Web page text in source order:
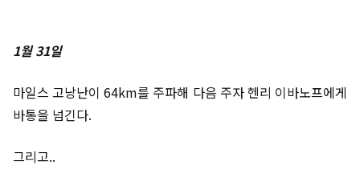
1월 31일
마일스 고낭난이 64km를 주파해 다음 주자 헨리 이바노프에게
바통을 넘긴다.
그리고..